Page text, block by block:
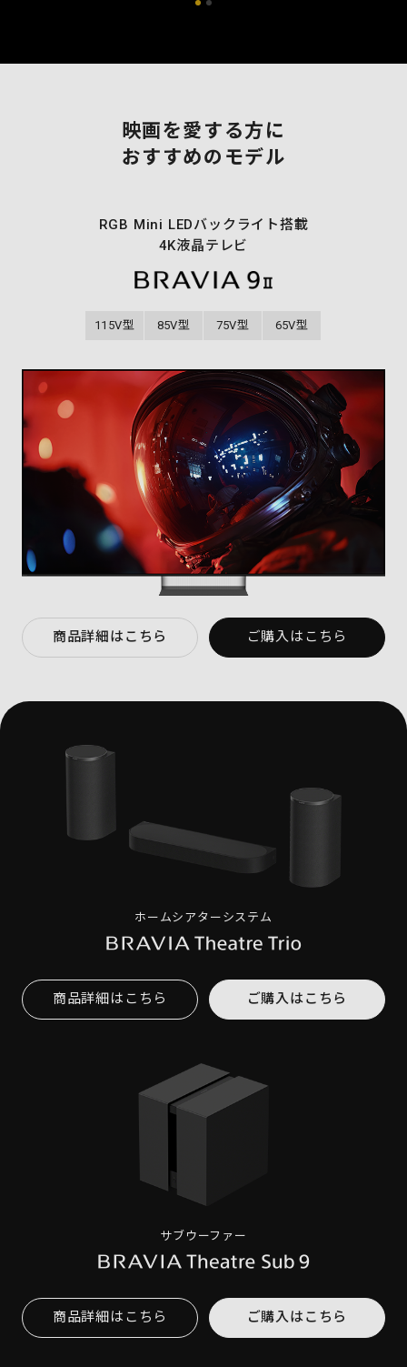
映画を愛する方に
おすすめのモデル
RGB Mini LEDバックライト搭載
4K液晶テレビ
115V型 85V型 75V型 65V型
商品詳細はこちら ご購入はこちら
ホームシアターシステム
商品詳細はこちら ご購入はこちら
サブウーファー
商品詳細はこちら ご購入はこちら